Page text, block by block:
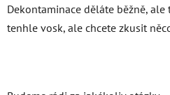
Dekontaminace děláte běžně,
tenhle vosk, ale chcete zkusit